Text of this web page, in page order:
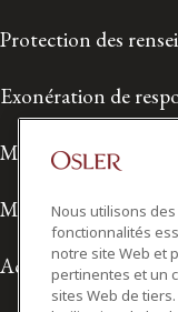
Protection des
Exonération de
Modalités de
Modalités
Accessibilité
Nous utilisons
fonctionnalités
notre site Web et
pertinentes et un
sites Web de